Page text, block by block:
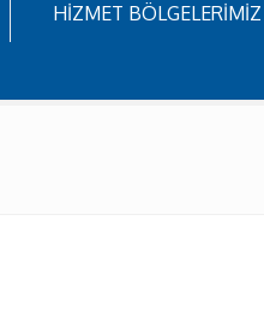
HİZMET BÖLGELERİMİZ